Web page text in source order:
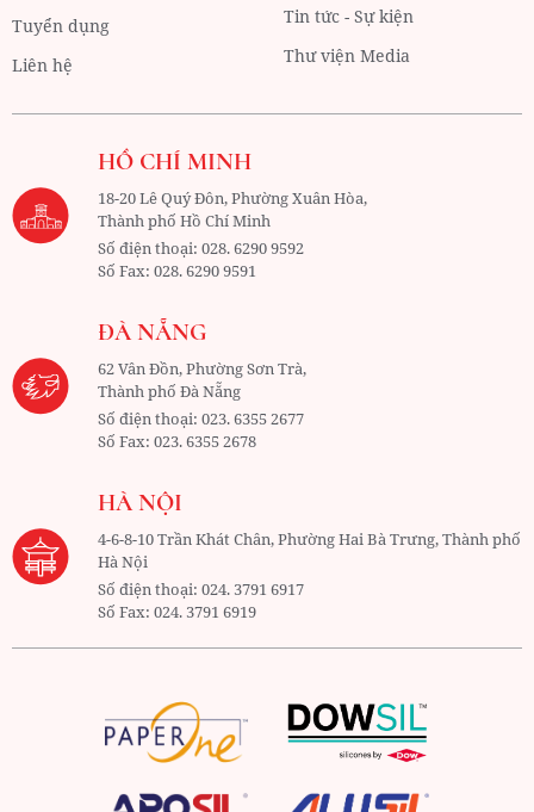
Tuyển dụng
Liên hệ
Tin tức - Sự kiện
Thư viện Media
HỒ CHÍ MINH
18-20 Lê Quý Đôn, Phường Xuân Hòa,
Thành phố Hồ Chí Minh
Số điện thoại:028. 6290 9592
Số Fax:028. 6290 9591
ĐÀ NẴNG
62 Vân Đồn, Phường Sơn Trà,
Thành phố Đà Nẵng
Số điện thoại:023. 6355 2677
Số Fax:023. 6355 2678
HÀ NỘI
4-6-8-10 Trần Khát Chân, Phường Hai Bà Trưng, Thành phố
Hà Nội
Số điện thoại:024. 3791 6917
Số Fax:024. 3791 6919